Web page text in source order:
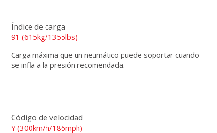
Índice de carga
91 (615kg/1355lbs)
Carga máxima que un neumático puede soportar cuando
se infla a la presión recomendada.
Código de velocidad
Y (300km/h/186mph)